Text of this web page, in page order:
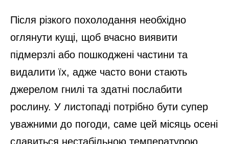
Після різкого похолодання необхідно
оглянути кущі, щоб вчасно виявити
підмерзлі або пошкоджені частини та
видалити їх, адже часто вони стають
джерелом гнилі та здатні послабити
рослину. У листопаді потрібно бути супер
уважними до погоди, саме цей місяць осені
славиться нестабільною температурою.